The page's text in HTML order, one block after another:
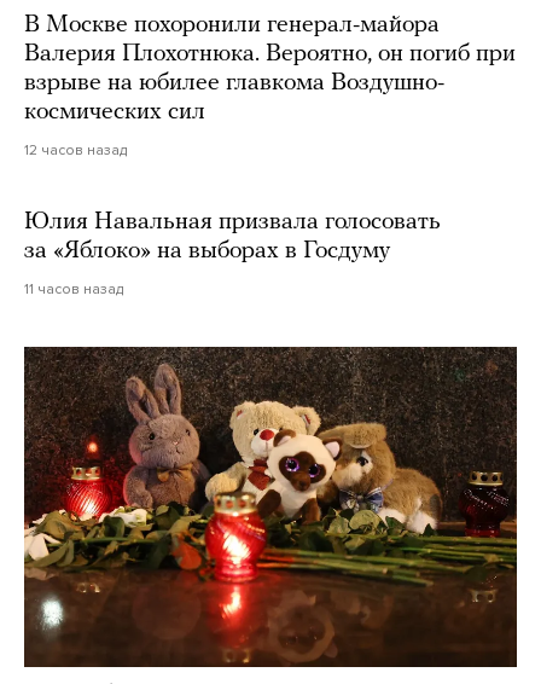
В Москве похоронили генерал-майора
Валерия Плохотнюка. Вероятно, он погиб при
взрыве на юбилее главкома Воздушно-
космических сил
12 часов назад
Юлия Навальная призвала голосовать
за «Яблоко» на выборах в Госдуму
11 часов назад